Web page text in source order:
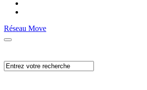
Réseau Move